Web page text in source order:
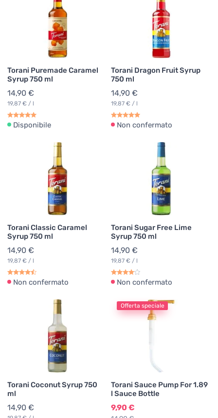
Torani Puremade Caramel
Syrup 750 ml
14,90 €
19,87 € / l
Disponibile
Torani Dragon Fruit Syrup
750 ml
14,90 €
19,87 € / l
Non confermato
Torani Classic Caramel
Syrup 750 ml
14,90 €
19,87 € / l
Non confermato
Torani Sugar Free Lime
Syrup 750 ml
14,90 €
19,87 € / l
Non confermato
Torani Coconut Syrup 750
ml
14,90 €
Offerta speciale
Torani Sauce Pump For 1.89
l Sauce Bottle
9,90 €